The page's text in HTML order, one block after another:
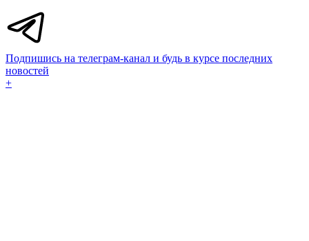
Подпишись на телеграм-канал и будь в курсе последних
новостей
+